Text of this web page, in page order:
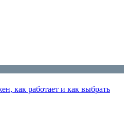
как работает и как выбрать